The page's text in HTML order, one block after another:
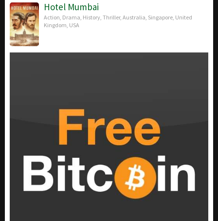
Hotel Mumbai
Action Drama History Thriller, Australia Singapore United
Kingdom USA